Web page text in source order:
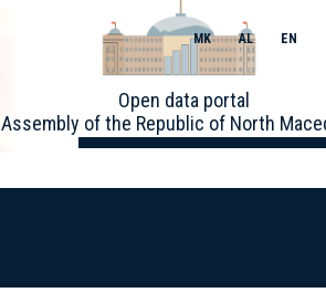
Open data portal
Assembly of the Republic of North
MK AL EN